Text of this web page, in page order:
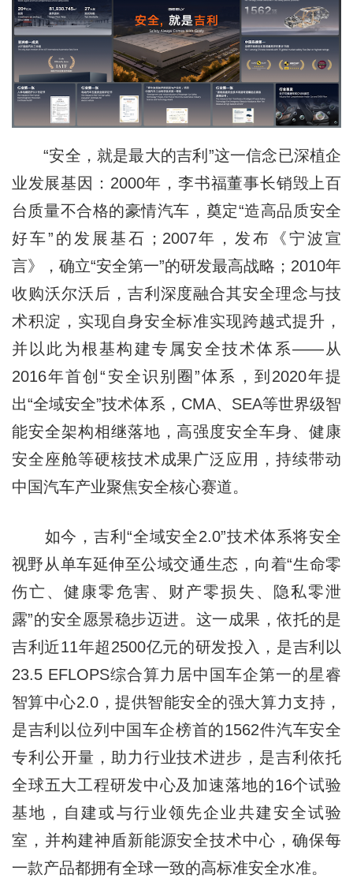
“安全，就是最大的吉利”这一信念已深植企
业发展基因：2000年，李书福董事长销毁上百
台质量不合格的豪情汽车，奠定“造高品质安全
好车”的发展基石；2007年，发布《宁波宣
言》，确立“安全第一”的研发最高战略；2010年
收购沃尔沃后，吉利深度融合其安全理念与技
术积淀，实现自身安全标准实现跨越式提升，
并以此为根基构建专属安全技术体系——从
2016年首创“安全识别圈”体系，到2020年提
出“全域安全”技术体系，CMA、SEA等世界级智
能安全架构相继落地，高强度安全车身、健康
安全座舱等硬核技术成果广泛应用，持续带动
中国汽车产业聚焦安全核心赛道。
如今，吉利“全域安全2.0”技术体系将安全
视野从单车延伸至公域交通生态，向着“生命零
伤亡、健康零危害、财产零损失、隐私零泄
露”的安全愿景稳步迈进。这一成果，依托的是
吉利近11年超2500亿元的研发投入，是吉利以
23.5 EFLOPS综合算力居中国车企第一的星睿
智算中心2.0，提供智能安全的强大算力支持，
是吉利以位列中国车企榜首的1562件汽车安全
专利公开量，助力行业技术进步，是吉利依托
全球五大工程研发中心及加速落地的16个试验
基地，自建或与行业领先企业共建安全试验
室，并构建神盾新能源安全技术中心，确保每
一款产品都拥有全球一致的高标准安全水准。